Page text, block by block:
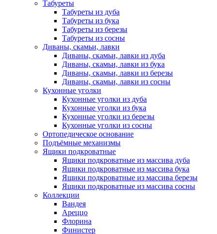
Табуреты
Табуреты из дуба
Табуреты из бука
Табуреты из березы
Табуреты из сосны
Диваны, скамьи, лавки
Диваны, скамьи, лавки из дуба
Диваны, скамьи, лавки из бука
Диваны, скамьи, лавки из березы
Диваны, скамьи, лавки из сосны
Кухонные уголки
Кухонные уголки из дуба
Кухонные уголки из бука
Кухонные уголки из березы
Кухонные уголки из сосны
Ортопедическое основание
Подъёмные механизмы
Ящики подкроватные
Ящики подкроватные из массива дуба
Ящики подкроватные из массива бука
Ящики подкроватные из массива березы
Ящики подкроватные из массива сосны
Коллекции
Вандея
Ареццо
Флорина
Финистер